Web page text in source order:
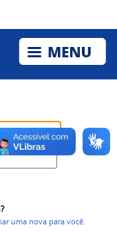
uma nova para você